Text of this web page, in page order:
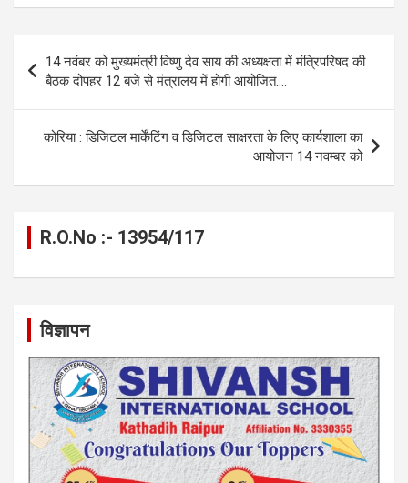
ce
o
o
k
se
n
g
er
at
s
A
p
p
e
gr
a
m
ail py
Li
n
k
ar
e
navigation
14 नवंबर को मुख्यमंत्री विष्णु देव साय की अध्यक्षता में मंत्रिपरिषद की
बैठक दोपहर 12 बजे से मंत्रालय में होगी आयोजित….
कोरिया : डिजिटल मार्केंटिंग व डिजिटल साक्षरता के लिए कार्यशाला का
आयोजन 14 नवम्बर को
R.O.No :- 13954/117
विज्ञापन